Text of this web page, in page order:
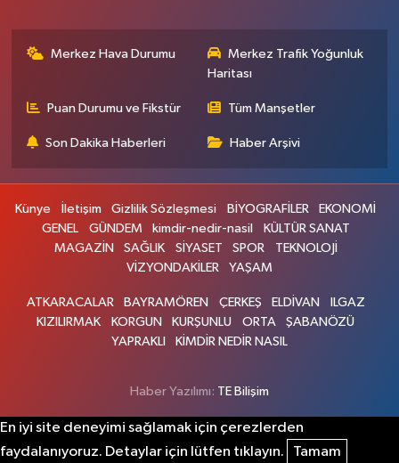
Merkez Hava Durumu
Merkez Trafik Yoğunluk
Haritası
Puan Durumu ve Fikstür Tüm Manşetler
Son Dakika Haberleri Haber Arşivi
Künye İletişim Gizlilik Sözleşmesi BİYOGRAFİLER
EKONOMİ
GENEL
GÜNDEM kimdir-nedir-nasil
KÜLTÜR SANAT
MAGAZİN
SAĞLIK SİYASET SPOR
TEKNOLOJİ
VİZYONDAKİLER
YAŞAM
ATKARACALAR BAYRAMÖREN ÇERKEŞ ELDİVAN
ILGAZ
KIZILIRMAK
KORGUN KURŞUNLU ORTA
ŞABANÖZÜ
YAPRAKLI
KİMDİR NEDİR NASIL
Haber Yazılımı: TE Bilişim
En iyi site deneyimi sağlamak için çerezlerden
faydalanıyoruz. Detaylar için lütfen tıklayın.
Tamam